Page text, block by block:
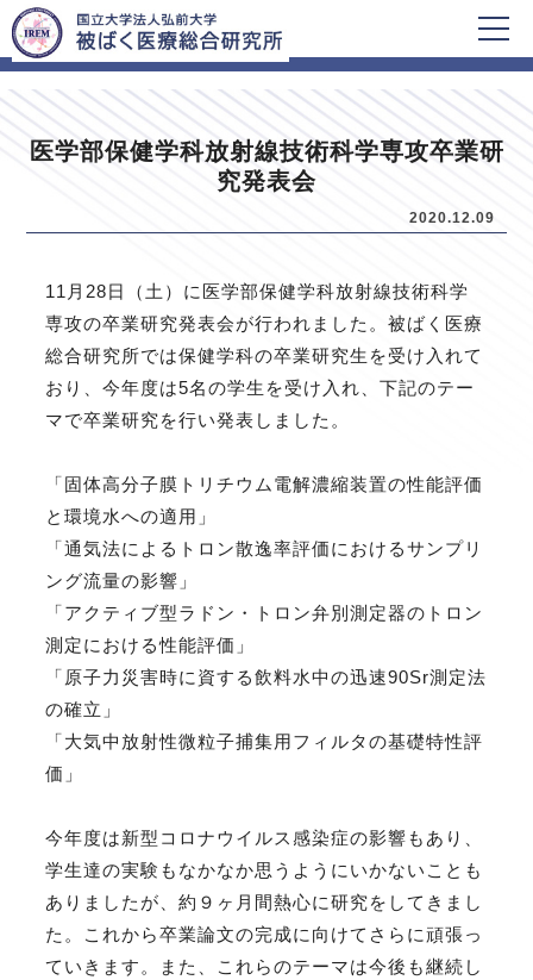
HOME 新着情報
医学部保健学科放射線技術科学専攻卒業研
究発表会
2020.12.09
11月28日（土）に医学部保健学科放射線技術科学
専攻の卒業研究発表会が行われました。被ばく医療
総合研究所では保健学科の卒業研究生を受け入れて
おり、今年度は5名の学生を受け入れ、下記のテー
マで卒業研究を行い発表しました。
「固体高分子膜トリチウム電解濃縮装置の性能評価
と環境水への適用」
「通気法によるトロン散逸率評価におけるサンプリ
ング流量の影響」
「アクティブ型ラドン・トロン弁別測定器のトロン
測定における性能評価」
「原子力災害時に資する飲料水中の迅速90Sr測定法
の確立」
「大気中放射性微粒子捕集用フィルタの基礎特性評
価」
今年度は新型コロナウイルス感染症の影響もあり、
学生達の実験もなかなか思うようにいかないことも
ありましたが、約９ヶ月間熱心に研究をしてきまし
た。これから卒業論文の完成に向けてさらに頑張っ
ていきます。また、これらのテーマは今後も継続し